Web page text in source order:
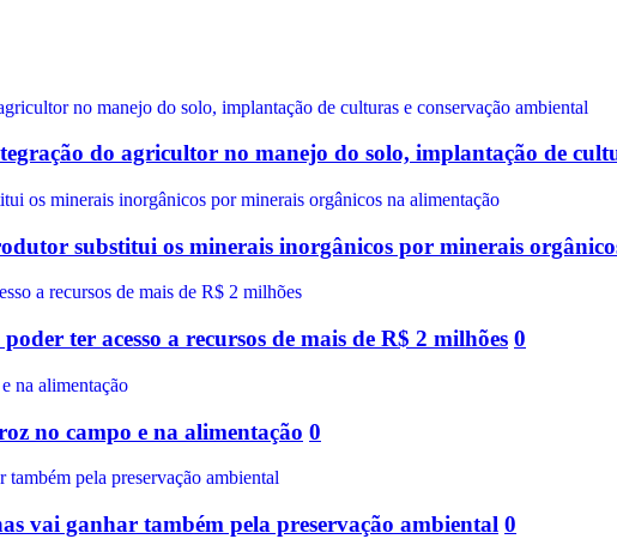
do agricultor no manejo do solo, implantação de
substitui os minerais inorgânicos por minerais
ter acesso a recursos de mais de R$ 2 milhões 0
no campo e na alimentação 0
vai ganhar também pela preservação ambiental 0